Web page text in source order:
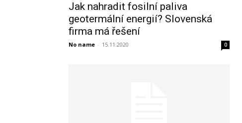
Jak nahradit fosilní paliva
geotermální energií? Slovenská
firma má řešení
No name - 15.11.2020 0